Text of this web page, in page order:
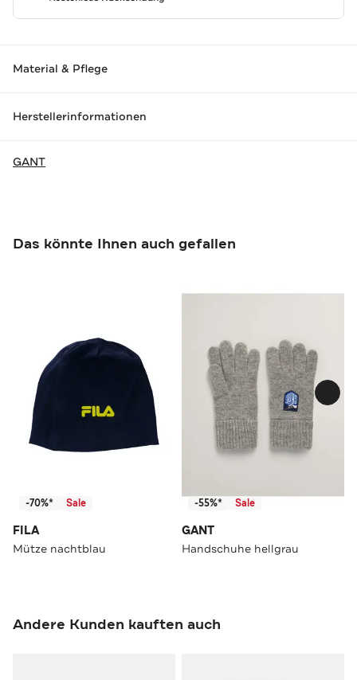
Material & Pflege
Herstellerinformationen
GANT
Das könnte Ihnen auch gefallen
-70%* Sale
FILA
Mütze nachtblau
-55%* Sale
GANT
Handschuhe hellgrau
Andere Kunden kauften auch